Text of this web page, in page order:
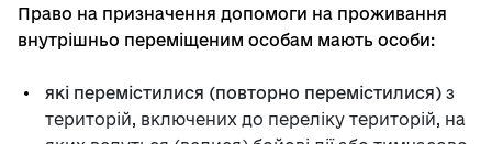
Право на призначення допомоги на проживання
внутрішньо переміщеним особам мають особи:
які перемістилися (повторно перемістилися) з
територій, включених до переліку територій, на